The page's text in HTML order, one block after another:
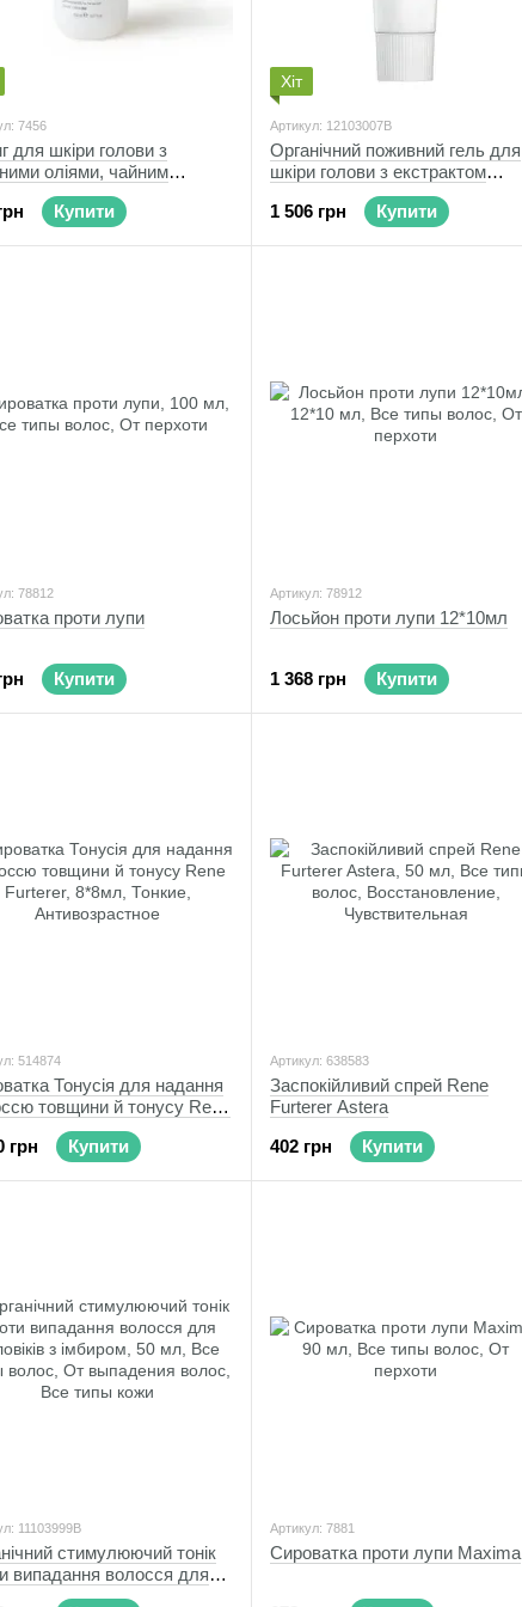
7456
для шкіри голови з
оліями, чайним
та АНА, Maxima
150 мл
Купити
Хіт
Артикул: 12103007В
Органічний поживний гель для
шкіри голови з екстрактом
Бамбука, 240 мл
1 506 грн
Купити
78812
проти лупи
Купити
Артикул: 78912
Лосьйон проти лупи 12*10мл
1 368 грн Купити
514874
Тонусія для надання
товщини й тонусу Rene
грн
Купити
Артикул: 638583
Заспокійливий спрей Rene
Furterer Astera
402 грн
Купити
11103999B
стимулюючий тонік
випадання волосся для
з імбиром
Артикул: 7881
Сироватка проти лупи Maxima